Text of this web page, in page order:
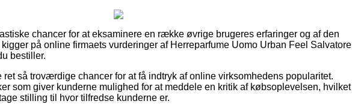
chancer for at eksaminere en række øvrige brugeres erfaringer og af den
på online firmaets vurderinger af Herreparfume Uomo Urban Feel Salvatore
bestiller.
ret så troværdige chancer for at få indtryk af online virksomhedens popularitet.
som giver kunderne mulighed for at meddele en kritik af købsoplevelsen, hvilket
stilling til hvor tilfredse kunderne er.